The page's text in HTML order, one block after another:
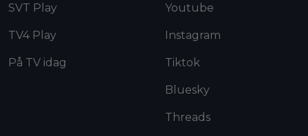
SVT Play
TV4 Play
På TV idag
Youtube
Instagram
Tiktok
Bluesky
Threads